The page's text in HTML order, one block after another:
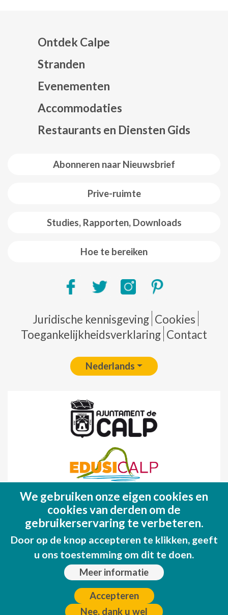
Abonneren naar Nieuwsbrief
Prive-ruimte
Studies, Rapporten, Downloads
Hoe te bereiken
Ontdek Calpe
Stranden
Evenementen
Accommodaties
Restaurants en Diensten Gids
Pie de página
Juridische kennisgeving Cookies
Toegankelijkheidsverklaring Contact
Nederlands
Fondo Europeo de Desarrollo Regional
(FEDER)
Una manera de hacer EUROPA
We gebruiken onze eigen cookies en
cookies van derden om de
gebruikerservaring te verbeteren.
Door op de knop accepteren te klikken, geeft
u ons toestemming om dit te doen.
Meer informatie
Accepteren
Nee, dank u wel